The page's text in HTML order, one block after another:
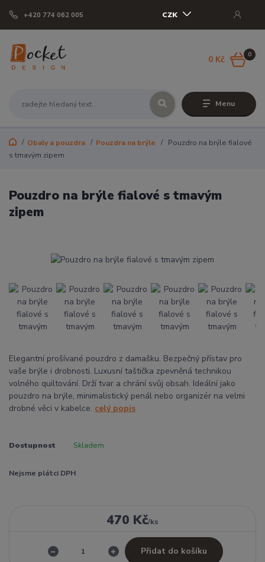
Menu
CZK
+420 774 062 005
0
0 Kč
Obaly a pouzdra Pouzdra na brýle
Pouzdro na brýle fialové
s tmavým zipem
Pouzdro na brýle fialové s tmavým
zipem
Elegantní prošívané pouzdro z damašku. Bezpečný přístav pro
vaše brýle i drobnosti. Luxusní taštička zpevněná technikou
volného quiltování. Drží tvar a chrání svůj obsah. Ideální jako
pouzdro na brýle, minimalistický penál nebo organizér na velmi
drobné věci v kabelce. celý popis
Dostupnost Skladem
Nejsme plátci DPH
470 Kč/ks
Přidat do košíku